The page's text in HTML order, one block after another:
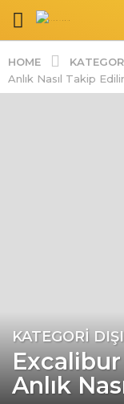
HOME
Anlık Nasıl Takip
3
y
l
KATEGORI DIŞI
Anlık